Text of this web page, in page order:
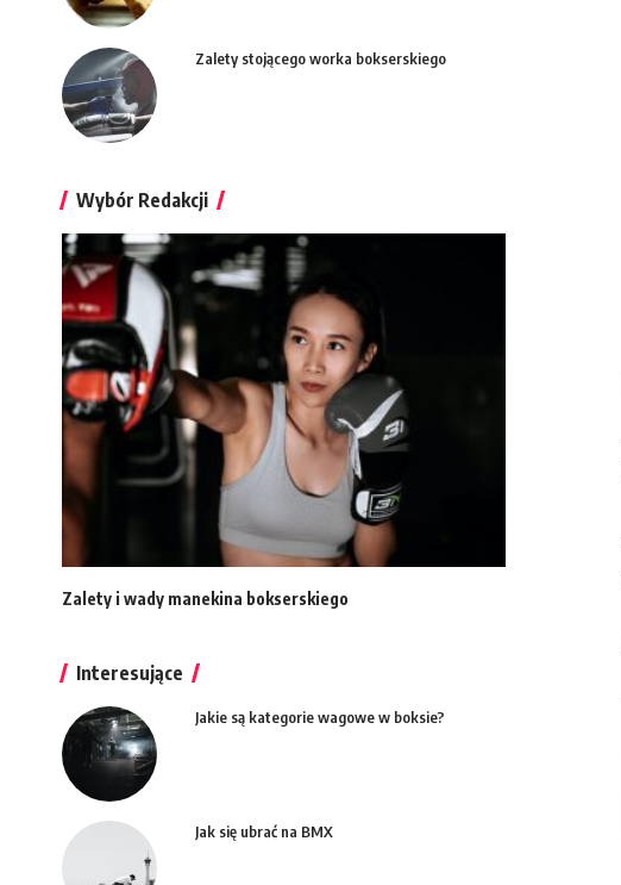
Zalety stojącego worka bokserskiego
Wybór Redakcji
Zalety i wady manekina bokserskiego
Interesujące
Jakie są kategorie wagowe w boksie?
Jak się ubrać na BMX